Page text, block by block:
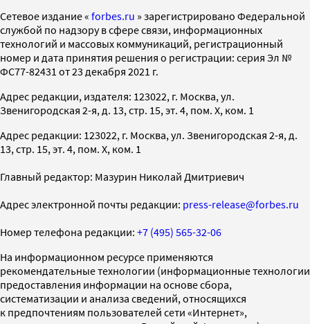
Cетевое издание « forbes.ru » зарегистрировано Федеральной
службой по надзору в сфере связи, информационных
технологий и массовых коммуникаций, регистрационный
номер и дата принятия решения о регистрации: серия Эл №
ФС77-82431 от 23 декабря 2021 г.
Адрес редакции, издателя: 123022, г. Москва, ул.
Звенигородская 2-я, д. 13, стр. 15, эт. 4, пом. X, ком. 1
Адрес редакции: 123022, г. Москва, ул. Звенигородская 2-я, д.
13, стр. 15, эт. 4, пом. X, ком. 1
Главный редактор: Мазурин Николай Дмитриевич
Адрес электронной почты редакции: press-release@forbes.ru
Номер телефона редакции: +7 (495) 565-32-06
На информационном ресурсе применяются
рекомендательные технологии (информационные технологии
предоставления информации на основе сбора,
систематизации и анализа сведений, относящихся
к предпочтениям пользователей сети «Интернет»,